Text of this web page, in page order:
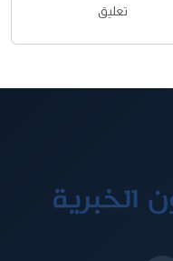
تعليق